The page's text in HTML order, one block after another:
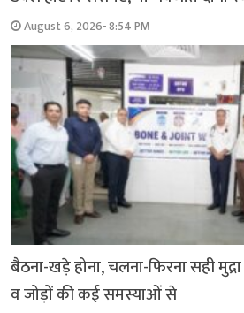
August 6, 2026- 8:54 PM
बैठना-खड़े होना, चलना-फिरना सही
व जोड़ों की कई समस्याओं से